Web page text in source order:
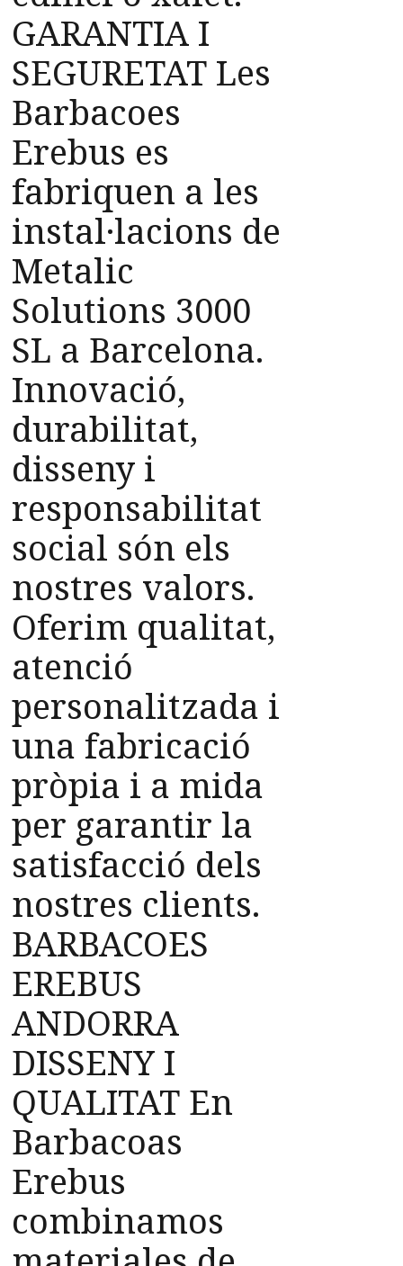
GARANTIA I
SEGURETAT Les
Barbacoes
Erebus es
fabriquen a les
instal·lacions de
Metalic
Solutions 3000
SL a Barcelona.
Innovació,
durabilitat,
disseny i
responsabilitat
social són els
nostres valors.
Oferim qualitat,
atenció
personalitzada i
una fabricació
pròpia i a mida
per garantir la
satisfacció dels
nostres clients.
BARBACOES
EREBUS
ANDORRA
DISSENY I
QUALITAT En
Barbacoas
Erebus
combinamos